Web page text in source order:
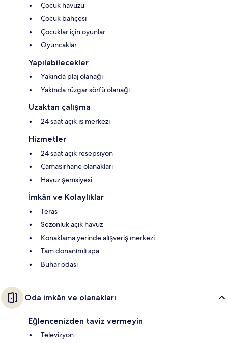
Çocuk havuzu
Çocuk bahçesi
Çocuklar için oyunlar
Oyuncaklar
Yapılabilecekler
Yakında plaj olanağı
Yakında rüzgar sörfü olanağı
Uzaktan çalışma
24 saat açık iş merkezi
Hizmetler
24 saat açık resepsiyon
Çamaşırhane olanakları
Havuz şemsiyesi
İmkân ve Kolaylıklar
Teras
Sezonluk açık havuz
Konaklama yerinde alışveriş merkezi
Tam donanımlı spa
Buhar odası
Oda imkân ve olanakları
Eğlencenizden taviz vermeyin
Televizyon